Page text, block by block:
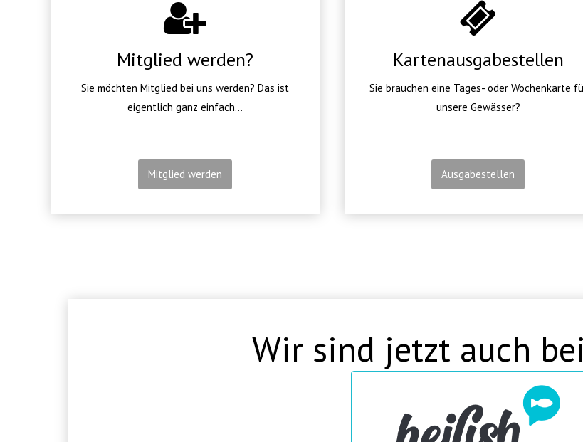
Mitglied werden?
Sie möchten Mitglied bei uns werden? Das ist
eigentlich ganz einfach...
Mitglied werden
Kartenausgabestellen
Sie brauchen eine Tages- oder Wochenkarte
unsere Gewässer?
Ausgabestellen
Wir sind jetzt auch